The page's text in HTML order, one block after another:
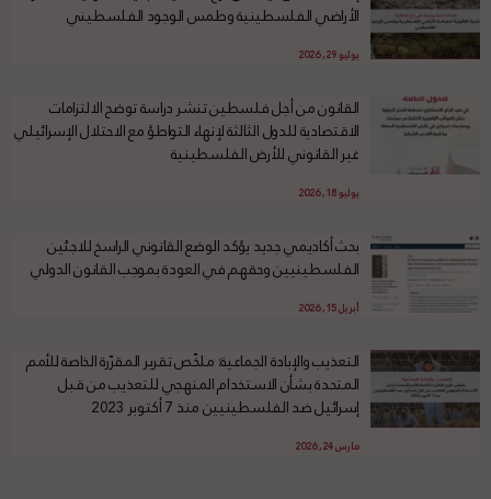
الأراضي الفلسطينية وطمس الوجود الفلسطيني
يوليو 29, 2026
القانون من أجل فلسطين تنشر دراسة توضح الالتزامات
الاقتصادية للدول الثالثة لإنهاء التواطؤ مع الاحتلال الإسرائيلي
غير القانوني للأرض الفلسطينية
يوليو 18, 2026
بحث أكاديمي جديد يؤكد الوضع القانوني الراسخ للاجئين
الفلسطينيين وحقهم في العودة بموجب القانون الدولي
أبريل 15, 2026
التعذيب والإبادة الجماعية: ملخّص تقرير المقرّرة الخاصة للأمم
المتحدة بشأن الاستخدام المنهجي للتعذيب من قبل
إسرائيل ضد الفلسطينيين منذ 7 أكتوبر 2023
مارس 24, 2026